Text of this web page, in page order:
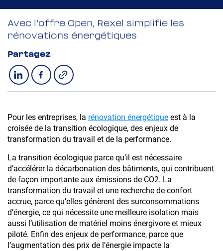
Avec l’offre Open, Rexel simplifie les
rénovations énergétiques
Partagez
Partager sur LinkedIn
Partager sur Facebook
Copier le lien
Pour les entreprises, la rénovation énergétique est à la
croisée de la transition écologique, des enjeux de
transformation du travail et de la performance.
La transition écologique parce qu’il est nécessaire
d’accélérer la décarbonation des bâtiments, qui contribuent
de façon importante aux émissions de CO2. La
transformation du travail et une recherche de confort
accrue, parce qu’elles génèrent des surconsommations
d’énergie, ce qui nécessite une meilleure isolation mais
aussi l’utilisation de matériel moins énergivore et mieux
piloté. Enfin des enjeux de performance, parce que
l’augmentation des prix de l’énergie impacte la